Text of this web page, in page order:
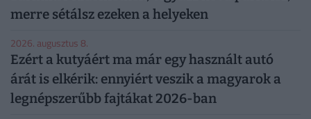
merre sétálsz ezeken a helyeken
2026. augusztus 8.
Ezért a kutyáért ma már egy használt autó
árát is elkérik: ennyiért veszik a magyarok a
legnépszerűbb fajtákat 2026-ban